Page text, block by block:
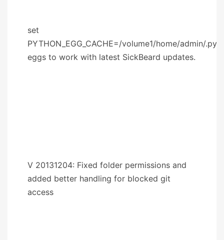
set
PYTHON_EGG_CACHE=/volume1/home/admin/
eggs to work with latest SickBeard updates.
V 20131204: Fixed folder permissions and
added better handling for blocked git
access